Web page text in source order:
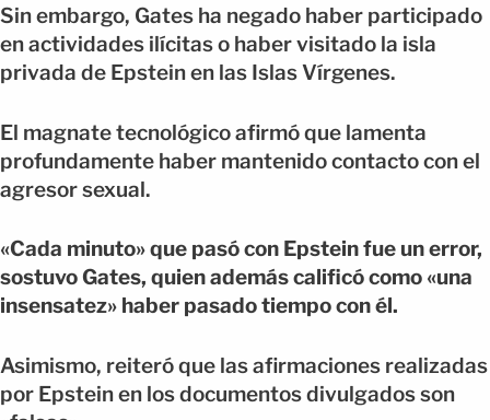
Sin embargo, Gates ha negado haber participado
en actividades ilícitas o haber visitado la isla
privada de Epstein en las Islas Vírgenes.
El magnate tecnológico afirmó que lamenta
profundamente haber mantenido contacto con el
agresor sexual.
«Cada minuto» que pasó con Epstein fue un error,
sostuvo Gates, quien además calificó como «una
insensatez» haber pasado tiempo con él.
Asimismo, reiteró que las afirmaciones realizadas
por Epstein en los documentos divulgados son